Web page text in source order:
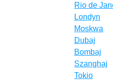
Rio de
Londyn
Moskwa
Dubaj
Bombaj
Szanghaj
Tokio